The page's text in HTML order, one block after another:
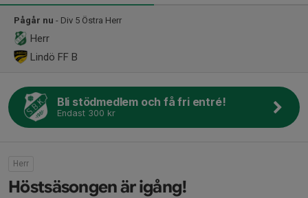
Pågår nu - Div 5 Östra Herr
Herr
Lindö FF B
Bli stödmedlem och få fri entré!
Endast 300 kr
Herr
Höstsäsongen är igång!